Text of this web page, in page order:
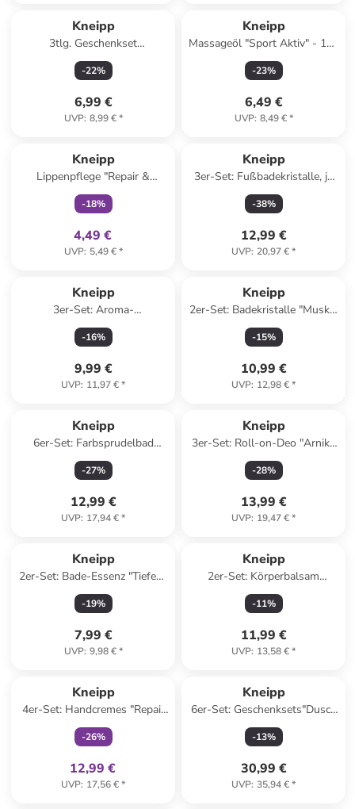
Kneipp
3tlg. Geschenkset
"Pflegemomente"
-22%
6,99 €
UVP: 8,99 €*
Kneipp
Massageöl "Sport Aktiv" - 100
ml
-23%
6,49 €
UVP: 8,49 €*
Kneipp
Lippenpflege "Repair &
Prevent", 4,7 g
-18%
4,49 €
UVP: 5,49 €*
Kneipp
3er-Set: Fußbadekristalle, je
600 g
-38%
12,99 €
UVP: 20,97 €*
Kneipp
3er-Set: Aroma-
Pflegeschaumbad "Traum des
Orients", je 400 ml
-16%
9,99 €
UVP: 11,97 €*
Kneipp
2er-Set: Badekristalle "Muskel
Entspannung", 600 g
-15%
10,99 €
UVP: 12,98 €*
Kneipp
6er-Set: Farbsprudelbad
"Naturkind Dinowelt"
-27%
12,99 €
UVP: 17,94 €*
Kneipp
3er-Set: Roll-on-Deo "Arnika
- Wärmend", je 50 ml
-28%
13,99 €
UVP: 19,47 €*
Kneipp
2er-Set: Bade-Essenz "Tiefen-
Entspannung", je 100 ml
-19%
7,99 €
UVP: 9,98 €*
Kneipp
2er-Set: Körperbalsam
"Rücken & Nacken", je 100 ml
-11%
11,99 €
UVP: 13,58 €*
Kneipp
4er-Set: Handcremes "Repair
Winterpflege", je 75 ml
-26%
12,99 €
UVP: 17,56 €*
Kneipp
6er-Set: Geschenksets"Dusch
Trio", je 75 ml
-13%
30,99 €
UVP: 35,94 €*